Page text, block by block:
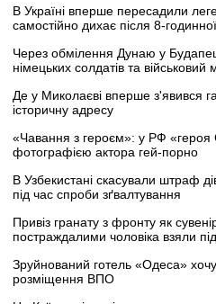
В Україні вперше пересадили
самостійно дихає після 8-
Через обмілення Дунаю у
німецьких солдатів та військовий
Де у Миколаєві вперше з'явився
історичну адресу
«Чавання з героєм»: у РФ
фотографією актора гей-порно
В Узбекистані скасували штраф
під час спроби зґвалтування
Привіз гранату з фронту як
постраждалими чоловіка взяли
Зруйнований готель «Одеса»
розміщення ВПО